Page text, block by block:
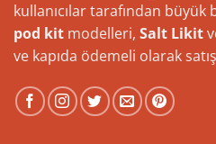
kullanıcılar tarafından büyük
pod kit modelleri, Salt Likit
ve kapıda ödemeli olarak